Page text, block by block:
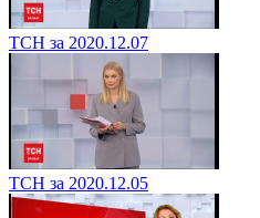
ТСН за 2020.12.07
ТСН за 2020.12.05